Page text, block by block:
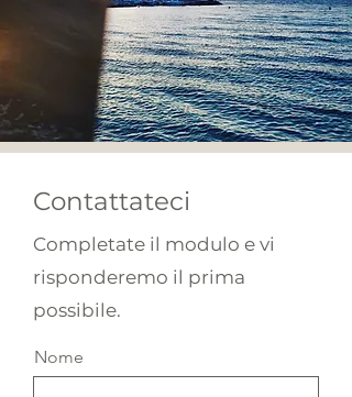
Contattateci
Completate il modulo e vi
risponderemo il prima
possibile.
Nome